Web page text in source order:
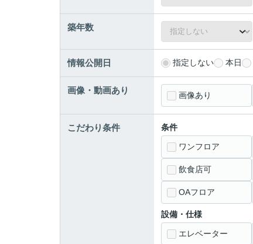
築年数
情報公開日 指定しない 本日
画像・動画あり 画像あり
こだわり条件 条件
ワンフロア
飲食店可
OAフロア
設備・仕様
エレベーター